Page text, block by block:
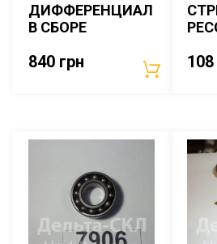
ДИФФЕРЕНЦИАЛ
В СБОРЕ
840 грн 108